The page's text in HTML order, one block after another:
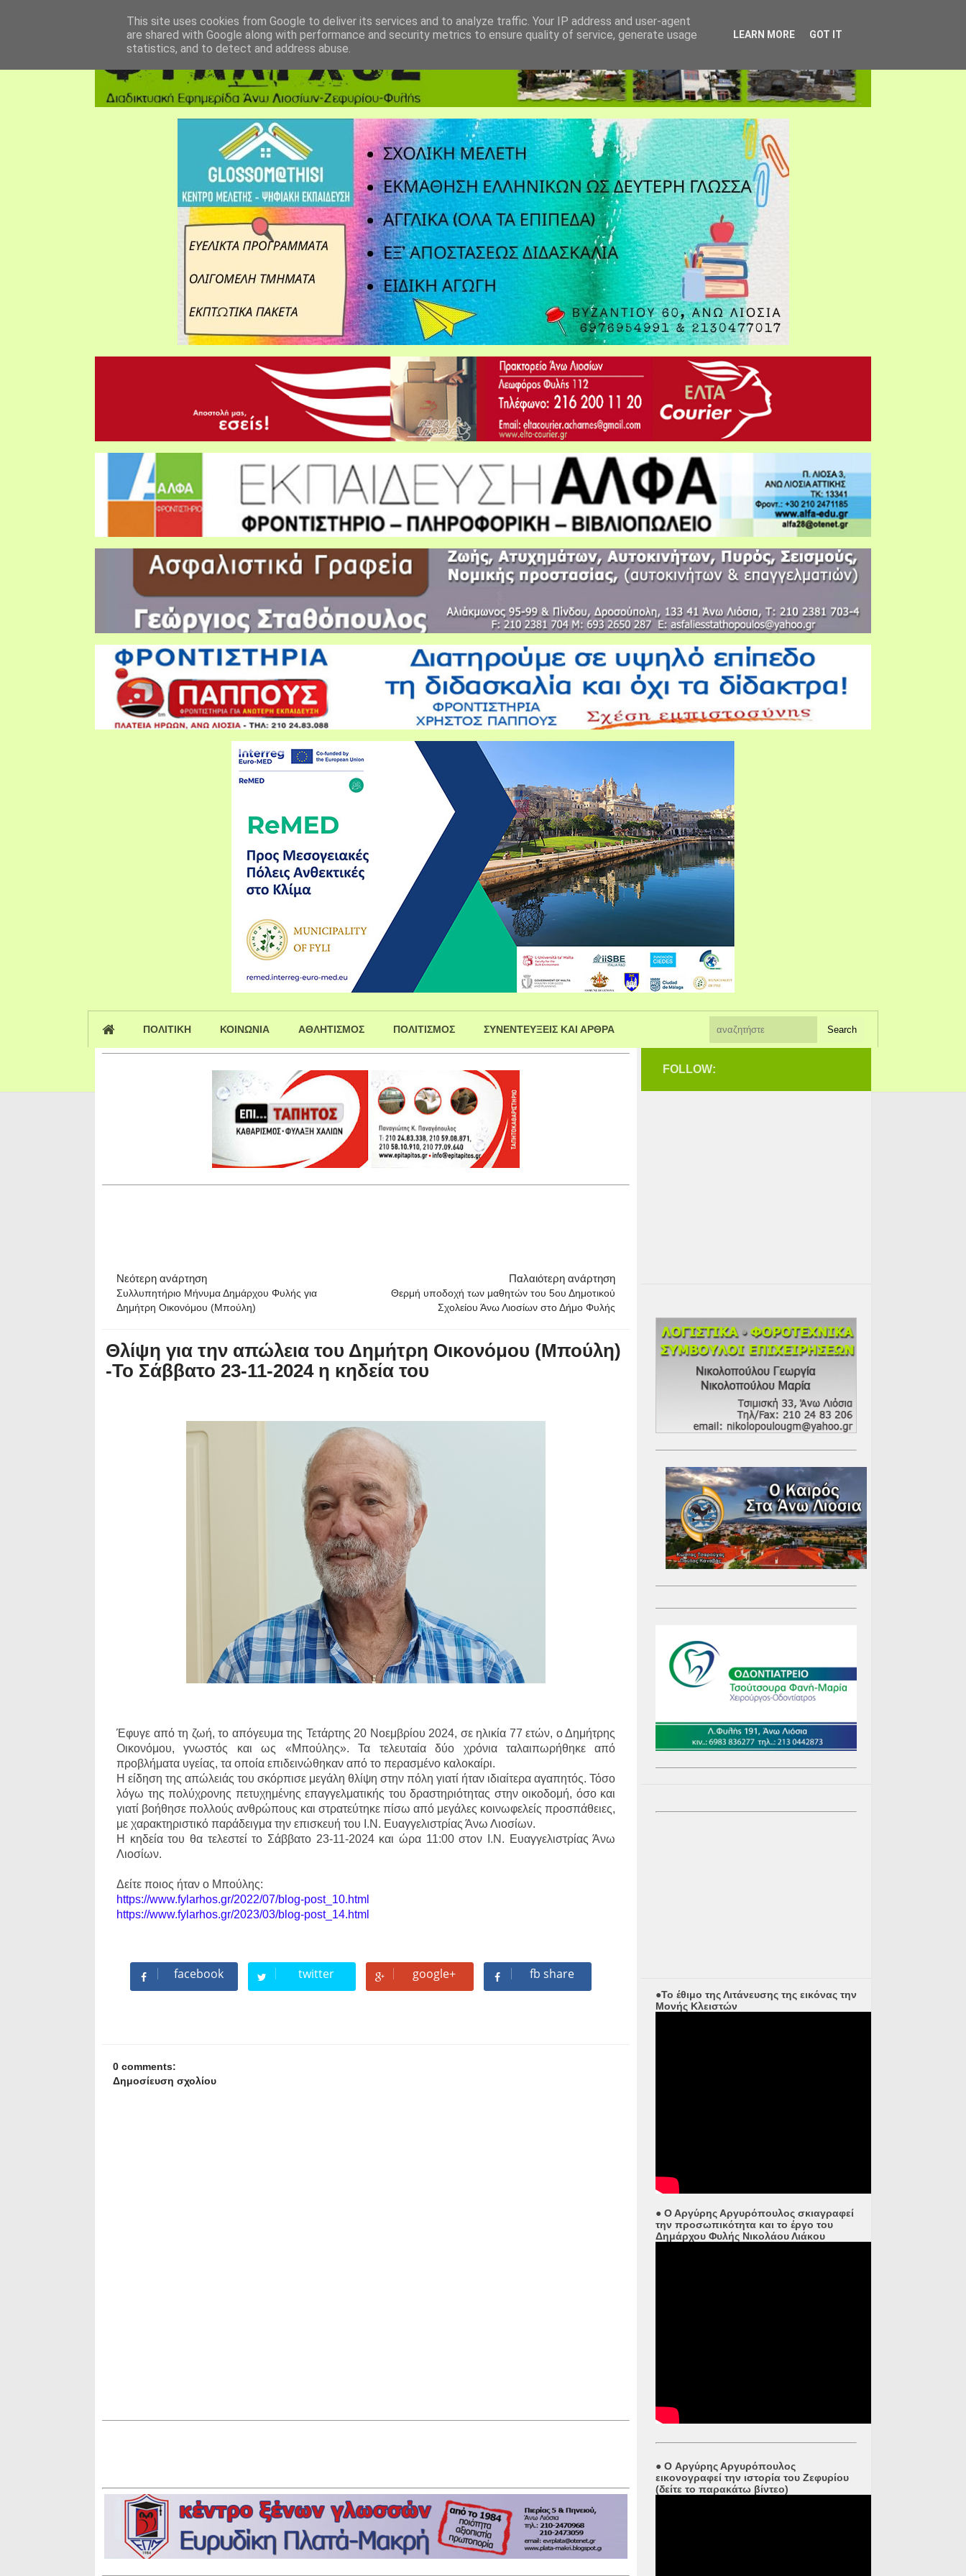
ΠΟΛΙΤΙΚΗ ΚΟΙΝΩΝΙΑ ΑΘΛΗΤΙΣΜΟΣ ΠΟΛΙΤΙΣΜΟΣ ΣΥΝΕΝΤΕΥΞΕΙΣ ΚΑΙ ΑΡΘΡΑ
Νεότερη ανάρτηση
Συλλυπητήριο Μήνυμα Δημάρχου Φυλής για
Δημήτρη Οικονόμου (Μπούλη)
Παλαιότερη ανάρτηση
Θερμή υποδοχή των μαθητών του 5ου Δημοτικού
Σχολείου Άνω Λιοσίων στο Δήμο Φυλής
Θλίψη για την απώλεια του Δημήτρη Οικονόμου (Μπούλη)
-Το Σάββατο 23-11-2024 η κηδεία του
Έφυγε από τη ζωή, το απόγευμα της Τετάρτης 20 Νοεμβρίου 2024, σε ηλικία 77 ετών, ο Δημήτρης
Οικονόμου, γνωστός και ως «Μπούλης». Τα τελευταία δύο χρόνια ταλαιπωρήθηκε από
προβλήματα υγείας, τα οποία επιδεινώθηκαν από το περασμένο καλοκαίρι.
Η είδηση της απώλειάς του σκόρπισε μεγάλη θλίψη στην πόλη γιατί ήταν ιδιαίτερα αγαπητός. Τόσο
λόγω της πολύχρονης πετυχημένης επαγγελματικής του δραστηριότητας στην οικοδομή, όσο και
γιατί βοήθησε πολλούς ανθρώπους και στρατεύτηκε πίσω από μεγάλες κοινωφελείς προσπάθειες,
με χαρακτηριστικό παράδειγμα την επισκευή του Ι.Ν. Ευαγγελιστρίας Άνω Λιοσίων.
Η κηδεία του θα τελεστεί το Σάββατο 23-11-2024 και ώρα 11:00 στον Ι.Ν. Ευαγγελιστρίας Άνω
Λιοσίων.
Δείτε ποιος ήταν ο Μπούλης:
https://www.fylarhos.gr/2022/07/blog-post_10.html
https://www.fylarhos.gr/2023/03/blog-post_14.html
facebook twitter google+ fb share
0 comments:
Δημοσίευση σχολίου
FOLLOW:
●Το έθιμο της Λιτάνευσης της εικόνας την
Μονής Κλειστών
● Ο Αργύρης Αργυρόπουλος σκιαγραφεί
την προσωπικότητα και το έργο του
Δημάρχου Φυλής Νικολάου Λιάκου
● O Αργύρης Αργυρόπουλος
εικονογραφεί την ιστορία του Ζεφυρίου
(δείτε το παρακάτω βίντεο)
This site uses cookies from Google to deliver its services and to analyze traffic. Your IP address and user-agent
are shared with Google along with performance and security metrics to ensure quality of service, generate usage
statistics, and to detect and address abuse.
LEARN MORE GOT IT